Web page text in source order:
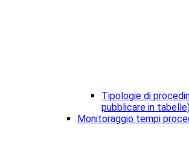
Tipologie di
pubblicare in
Monitoraggio tempi